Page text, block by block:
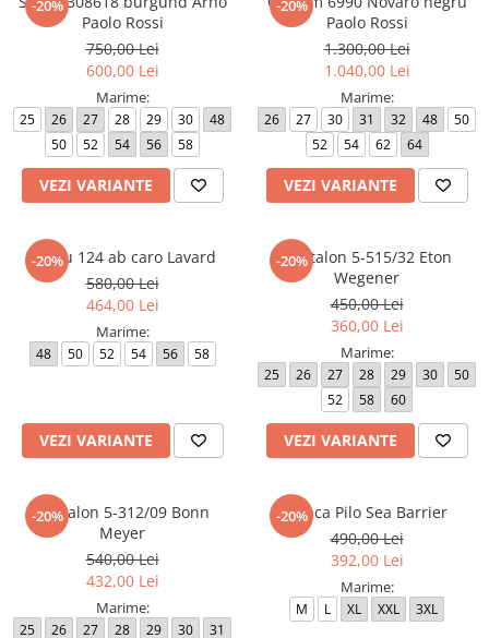
Compleuri dama
Imbracaminte sport dama
Tricouri dama
Geci si Scurte
Paltoane
Pardesie
Tricotaje dama
Accesorii dama
Genti dama
Trench
Salopete dama
Hanorace
Cravate
Camasi barbati
Sacouri barbati
Scurte, Paltoane barbati
Pantaloni barbati
-20%
Paolo Rossi
750,00 Lei
600,00 Lei
Marime:
25 26 27 28 29 30
48
50
52 54 56 58
VEZI VARIANTE
-20%
Paolo Rossi
1.300,00 Lei
1.040,00 Lei
Marime:
26 27 30 31 32 48
50
52
54 62 64
VEZI VARIANTE
-20%
Sacou 124 ab caro Lavard
580,00 Lei
464,00 Lei
Marime:
48 50 52 54 56 58
VEZI VARIANTE
-20%
Pantalon 5-515/32 Eton
Wegener
450,00 Lei
360,00 Lei
Marime:
25 26 27 28 29 30
50
52
58 60
VEZI VARIANTE
-20%
Pantalon 5-312/09 Bonn
Meyer
540,00 Lei
432,00 Lei
Marime:
25 26 27 28 29 30
31
-20%
Geaca Pilo Sea Barrier
490,00 Lei
392,00 Lei
Marime:
M L XL XXL 3XL